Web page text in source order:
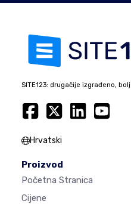
SITE123: drugačije izgrađeno,
Hrvatski
Proizvod
Početna Stranica
Cijene